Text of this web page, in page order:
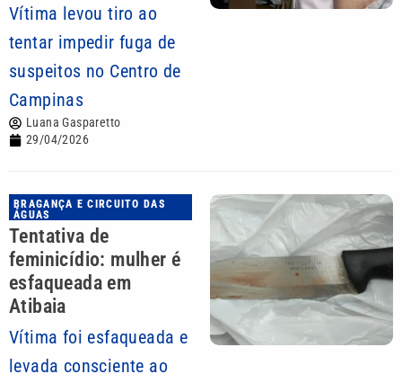
Vítima levou tiro ao
tentar impedir fuga de
suspeitos no Centro de
Campinas
Luana Gasparetto
29/04/2026
BRAGANÇA E CIRCUITO DAS
ÁGUAS
Tentativa de
feminicídio: mulher é
esfaqueada em
Atibaia
Vítima foi esfaqueada e
levada consciente ao